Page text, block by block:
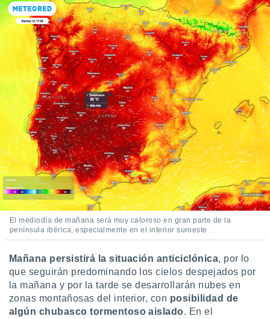
1199
El mediodía de mañana será muy caloroso en gran parte de la
península ibérica, especialmente en el interior suroeste.
Mañana persistirá la situación anticiclónica, por lo
que seguirán predominando los cielos despejados por
la mañana y por la tarde se desarrollarán nubes en
zonas montañosas del interior, con posibilidad de
algún chubasco tormentoso aislado. En el